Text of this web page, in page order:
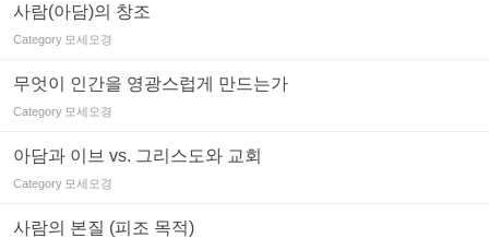
사람(아담)의 창조
Category 모세오경
무엇이 인간을 영광스럽게 만드는가
Category 모세오경
아담과 이브 vs. 그리스도와 교회
Category 모세오경
사람의 본질 (피조 목적)